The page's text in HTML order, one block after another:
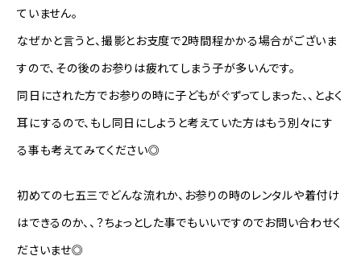
ていません。
なぜかと言うと、撮影とお支度で2時間程かかる場合がございま
すので、その後のお参りは疲れてしまう子が多いんです。
同日にされた方でお参りの時に子どもがぐずってしまった、、とよく
耳にするので、もし同日にしようと考えていた方はもう別々にす
る事も考えてみてください◎
初めての七五三でどんな流れか、お参りの時のレンタルや着付け
はできるのか、、？ちょっとした事でもいいですのでお問い合わせく
ださいませ◎